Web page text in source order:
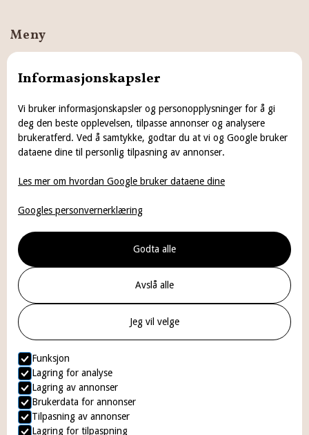
Informasjonskapsler
Vi bruker informasjonskapsler og personopplysninger for å gi
deg den beste opplevelsen, tilpasse annonser og analysere
brukeratferd. Ved å samtykke, godtar du at vi og Google bruker
dataene dine til personlig tilpasning av annonser.
Les mer om hvordan Google bruker dataene dine
Googles personvernerklæring
Avslå alle
Jeg vil velge
Godta alle
Funksjon
Lagring for analyse
Lagring av annonser
Brukerdata for annonser
Tilpasning av annonser
Lagring for tilpaspning
Meny
Hjem
Tannlegeskrekk
Priser
Betaling
Om oss
Kontakt
Kontakt
+47 22 33 32 58
post@emaljentannklinikk.no
Prinsens Gate 2, 0152 Oslo